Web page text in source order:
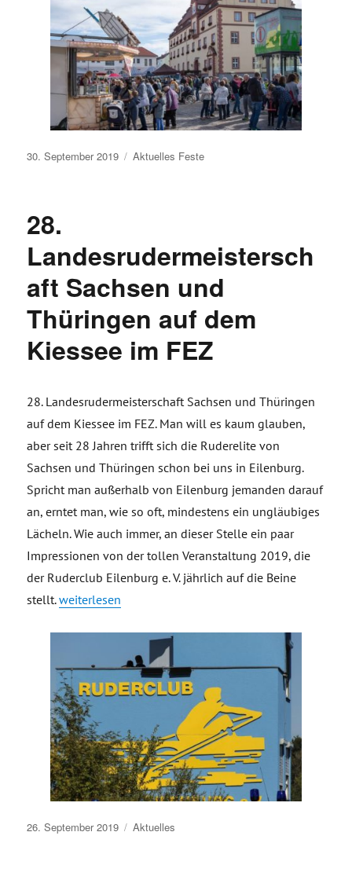
Veröffentlicht
30. September 2019 Aktuelles Feste
28.
Landesrudermeistersch
aft Sachsen und
Thüringen auf dem
Kiessee im FEZ
28. Landesrudermeisterschaft Sachsen und Thüringen
auf dem Kiessee im FEZ. Man will es kaum glauben,
aber seit 28 Jahren trifft sich die Ruderelite von
Sachsen und Thüringen schon bei uns in Eilenburg.
Spricht man außerhalb von Eilenburg jemanden darauf
an, erntet man, wie so oft, mindestens ein ungläubiges
Lächeln. Wie auch immer, an dieser Stelle ein paar
Impressionen von der tollen Veranstaltung 2019, die
der Ruderclub Eilenburg e. V. jährlich auf die Beine
stellt.„28. Landesrudermeisterschaft Sachsen und
weiterlesen
Veröffentlicht
26. September 2019 Aktuelles